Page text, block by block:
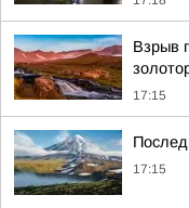
Взрыв
17:15
17:15